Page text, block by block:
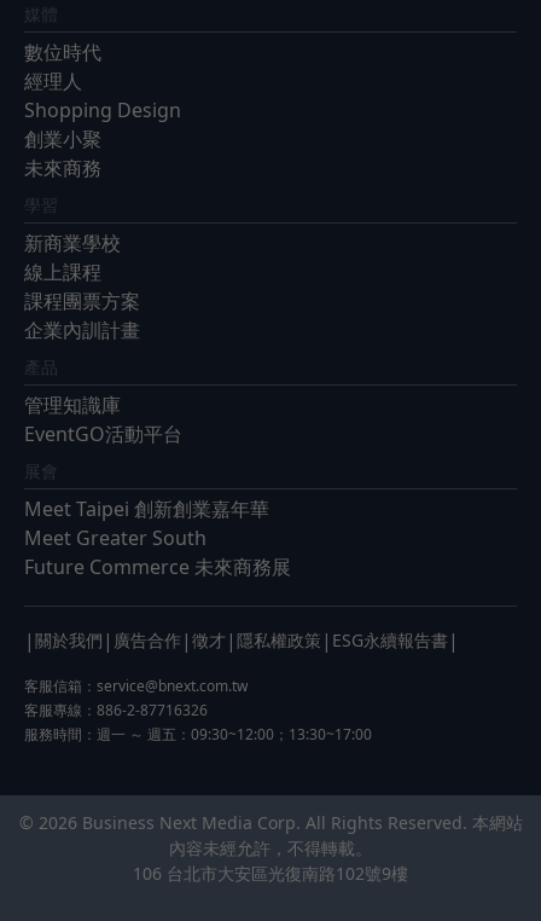
媒體
數位時代
經理人
Shopping Design
創業小聚
未來商務
學習
新商業學校
線上課程
課程團票方案
企業內訓計畫
產品
管理知識庫
EventGO活動平台
展會
Meet Taipei 創新創業嘉年華
Meet Greater South
Future Commerce 未來商務展
| 關於我們 | 廣告合作 | 徵才 | 隱私權政策 | ESG永續報告書 |
客服信箱： service@bnext.com.tw
客服專線：886-2-87716326
服務時間：週一 ～ 週五：09:30~12:00；13:30~17:00
© 2026 Business Next Media Corp. All Rights Reserved. 本網站
內容未經允許，不得轉載。
106 台北市大安區光復南路102號9樓